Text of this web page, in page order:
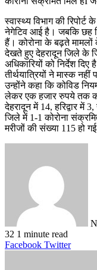
स्वास्थ्य विभाग की रिपोर्ट
नेगेटिव आई है। जबकि छह
हैं। कोरोना के बढ़ते मामलों
देखते हुए देहरादून जिले के
अधिकारियों को निर्देश
तीर्थयात्रियों ने मास्क
उन्होंने कहा कि कोविड
लेकर एक हजार रुपये तक का
देहरादून में 14, हरिद्वार में
जिले में 1-1 कोरोना
मरीजों की संख्या 115 हो
32 1 minute read
Facebook TwitterTumblr
Pinterest
Reddit
Share
Print